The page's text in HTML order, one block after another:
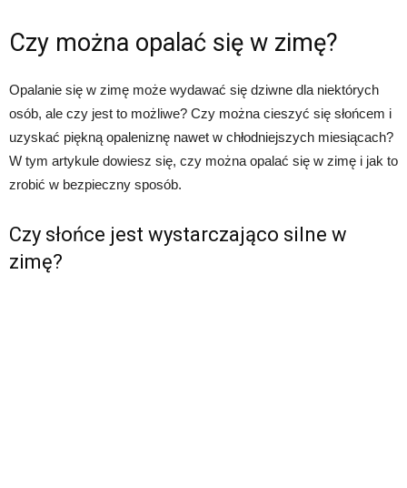
Czy można opalać się w zimę?
Opalanie się w zimę może wydawać się dziwne dla niektórych
osób, ale czy jest to możliwe? Czy można cieszyć się słońcem i
uzyskać piękną opaleniznę nawet w chłodniejszych miesiącach?
W tym artykule dowiesz się, czy można opalać się w zimę i jak to
zrobić w bezpieczny sposób.
Czy słońce jest wystarczająco silne w
zimę?